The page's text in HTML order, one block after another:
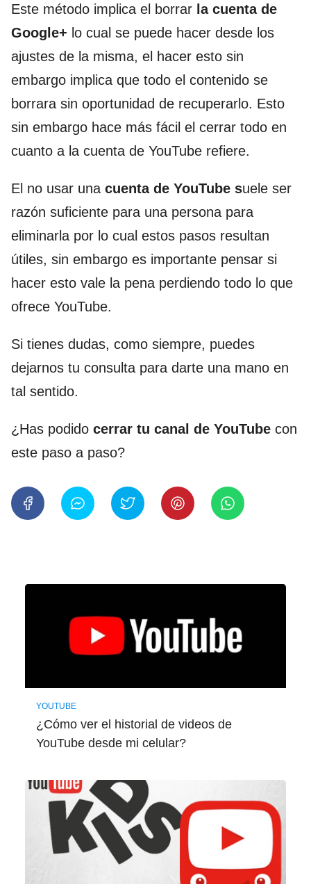
Este método implica el borrar la cuenta de
Google+ lo cual se puede hacer desde los
ajustes de la misma, el hacer esto sin
embargo implica que todo el contenido se
borrara sin oportunidad de recuperarlo. Esto
sin embargo hace más fácil el cerrar todo en
cuanto a la cuenta de YouTube refiere.
El no usar una cuenta de YouTube suele ser
razón suficiente para una persona para
eliminarla por lo cual estos pasos resultan
útiles, sin embargo es importante pensar si
hacer esto vale la pena perdiendo todo lo que
ofrece YouTube.
Si tienes dudas, como siempre, puedes
dejarnos tu consulta para darte una mano en
tal sentido.
¿Has podido cerrar tu canal de YouTube con
este paso a paso?
YOUTUBE
¿Cómo ver el historial de videos de
YouTube desde mi celular?